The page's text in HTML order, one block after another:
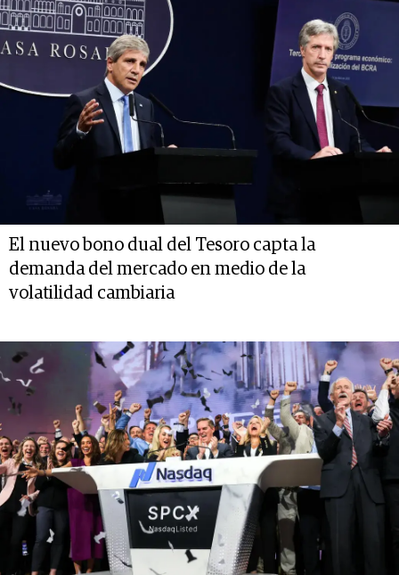
El nuevo bono dual del Tesoro capta la
demanda del mercado en medio de la
volatilidad cambiaria